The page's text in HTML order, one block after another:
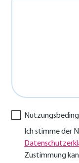
Ich stimme der
Zustimmung